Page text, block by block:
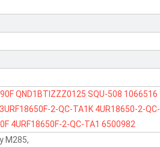
QND1BTIZZZ0125 SQU-508 1066516
3URF18650F-2-QC-TA1K 4UR18650-2-QC-
4URF18650F-2-QC-TA1 6500982
M285,